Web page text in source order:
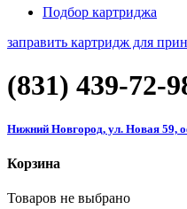
Подбор картриджа
заправить картридж для
(831) 439-72-
Нижний Новгород, ул. Новая 59,
Корзина
Товаров не выбрано